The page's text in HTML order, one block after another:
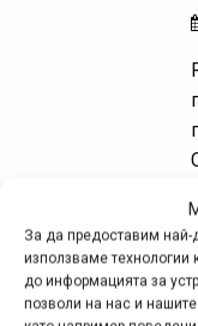
За да предоставим най-
използваме технологии
до информацията за
позволи на нас и